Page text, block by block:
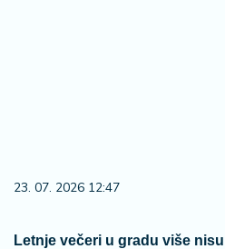
23. 07. 2026 12:47
Letnje večeri u gradu više